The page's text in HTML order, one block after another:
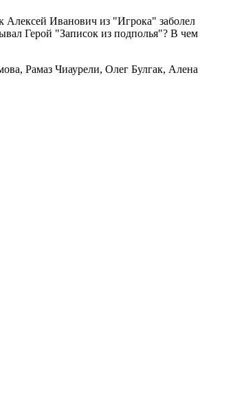
Алексей Иванович из "Игрока" заболел
Герой "Записок из подполья"? В чем
Рамаз Чиаурели, Олег Булгак, Алена